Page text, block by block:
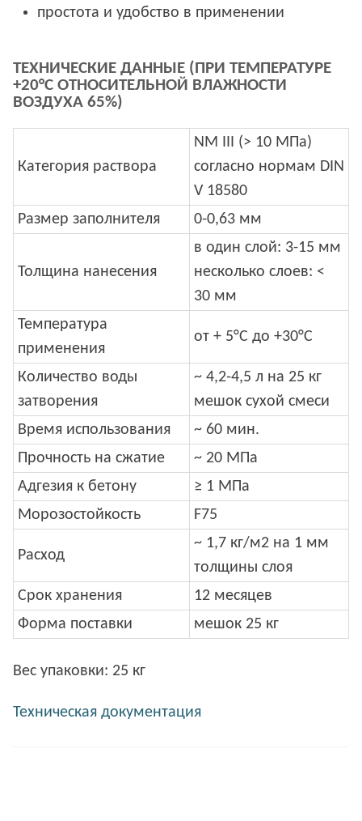
простота и удобство в применении
ТЕХНИЧЕСКИЕ ДАННЫЕ (ПРИ ТЕМПЕРАТУРЕ
+20°C ОТНОСИТЕЛЬНОЙ ВЛАЖНОСТИ
ВОЗДУХА 65%)
Категория раствора
NM III (> 10 МПа)
согласно нормам DIN
V 18580
Размер заполнителя
0-0,63 мм
Толщина нанесения
в один слой: 3-15 мм
несколько слоев: <
30 мм
Температура
применения
от + 5°С до +30°С
Количество воды
затворения
~ 4,2-4,5 л на 25 кг
мешок сухой смеси
Время использования
~ 60 мин.
Прочность на сжатие
~ 20 МПа
Адгезия к бетону
≥ 1 МПа
Морозостойкость
F75
Расход
~ 1,7 кг/м2 на 1 мм
толщины слоя
Срок хранения
12 месяцев
Форма поставки
мешок 25 кг
Вес упаковки: 25 кг
Техническая документация